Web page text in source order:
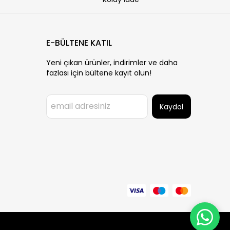
E-BÜLTENE KATIL
Yeni çıkan ürünler, indirimler ve daha
fazlası için bültene kayıt olun!
Kaydol